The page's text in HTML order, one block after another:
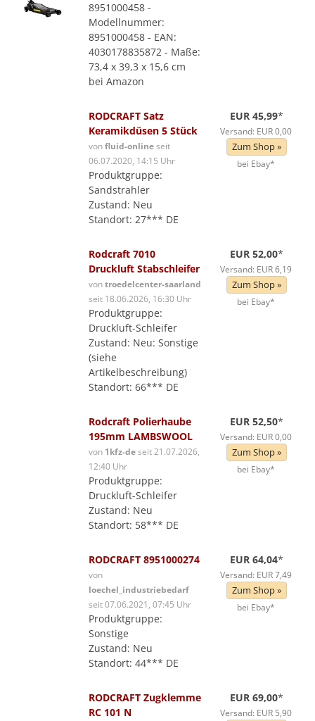
8951000458 -
Modellnummer:
8951000458 - EAN:
4030178835872 - Maße:
73,4 x 39,3 x 15,6 cm
bei Amazon
RODCRAFT Satz
Keramikdüsen 5 Stück
vonfluid-onlineseit
06.07.2020, 14:15 Uhr
Produktgruppe:
Sandstrahler
Zustand: Neu
Standort: 27*** DE
EUR 45,99*
Versand: EUR 0,00
Zum Shop »
bei Ebay*
Rodcraft 7010
Druckluft Stabschleifer
vontroedelcenter-saarland
seit 18.06.2026, 16:30 Uhr
Produktgruppe:
Druckluft-Schleifer
Zustand: Neu: Sonstige
(siehe
Artikelbeschreibung)
Standort: 66*** DE
EUR 52,00*
Versand: EUR 6,19
Zum Shop »
bei Ebay*
Rodcraft Polierhaube
195mm LAMBSWOOL
von 1kfz-deseit 21.07.2026,
12:40 Uhr
Produktgruppe:
Druckluft-Schleifer
Zustand: Neu
Standort: 58*** DE
EUR 52,50*
Versand: EUR 0,00
Zum Shop »
bei Ebay*
RODCRAFT 8951000274
von
loechel_industriebedarf
seit 07.06.2021, 07:45 Uhr
Produktgruppe:
Sonstige
Zustand: Neu
Standort: 44*** DE
EUR 64,04*
Versand: EUR 7,49
Zum Shop »
bei Ebay*
RODCRAFT Zugklemme
RC 101 N
EUR 69,00*
Versand: EUR 5,90